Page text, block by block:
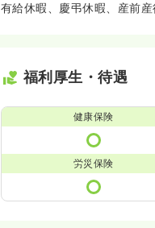
有給休暇、慶弔休暇、産前
福利厚生・待遇
健康保険
労災保険